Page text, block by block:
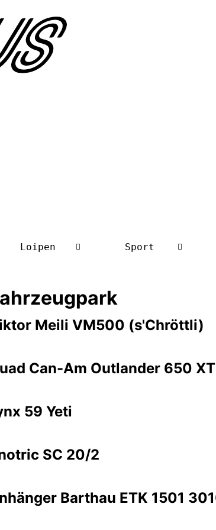
Loipen Sport
Meili VM500 (s'Chröttli)
Can-Am Outlander 650 XT
59 Yeti
SC 20/2
Barthau ETK 1501